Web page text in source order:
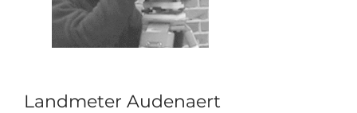
Landmeter Audenaert